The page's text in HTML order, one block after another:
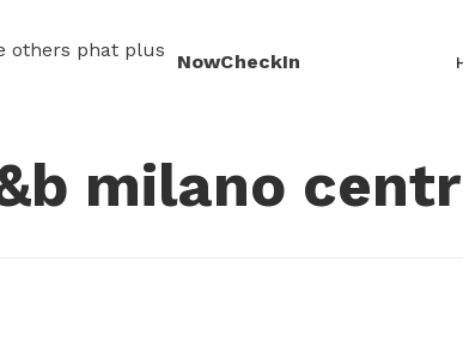
NowCheckIn
milano